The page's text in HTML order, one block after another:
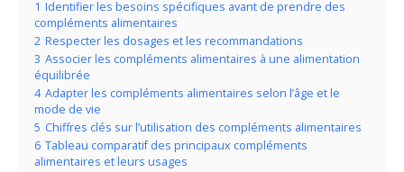
1 Identifier les besoins spécifiques avant de prendre des
compléments alimentaires
2 Respecter les dosages et les recommandations
3 Associer les compléments alimentaires à une alimentation
équilibrée
4 Adapter les compléments alimentaires selon l’âge et le
mode de vie
5 Chiffres clés sur l’utilisation des compléments alimentaires
6 Tableau comparatif des principaux compléments
alimentaires et leurs usages